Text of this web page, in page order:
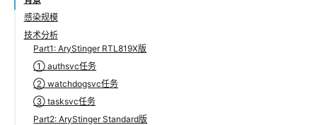
感染规模
技术分析
Part1: AryStinger RTL819X版
① authsvc任务
② watchdogsvc任务
③ tasksvc任务
Part2: AryStinger Standard版